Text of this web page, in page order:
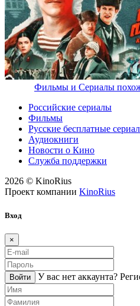
Фильмы и Сериалы
Российские сериалы
Фильмы
Русские бесплатные
Аудиокниги
Новости о Кино
Служба поддержки
2026 © KinoRius
Проект компании KinoRius
Вход
×
Войти У вас нет аккаунта?